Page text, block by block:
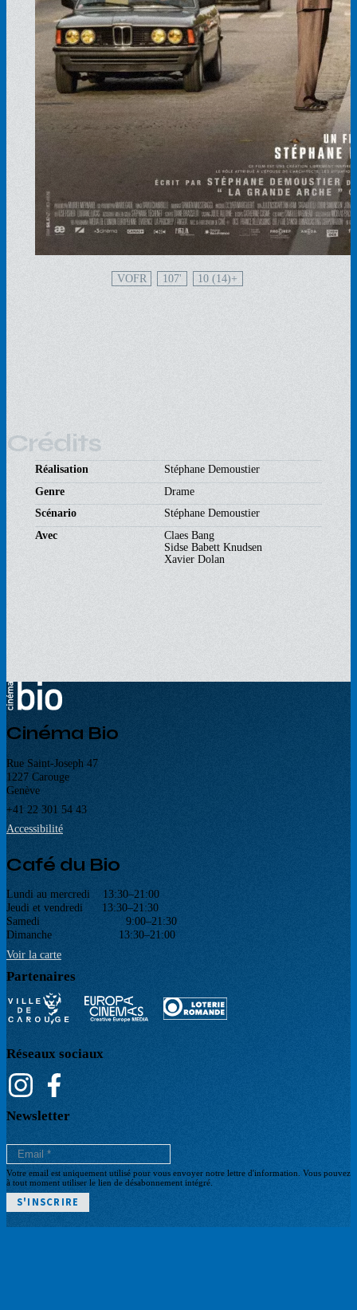
VOFR 107' 10 (14)
Crédits
Réalisation
Stéphane Demoustier
Genre
Drame
Scénario
Stéphane Demoustier
Avec
Claes Bang
Sidse Babett Knudsen
Xavier Dolan
Cinéma Bio
Rue Saint-Joseph 47
1227 Carouge
Genève
+41 22 301 54 43
Accessibilité
Café du Bio
Lundi au mercredi 13:30–21:00
Jeudi et vendredi 13:30–21:30
Samedi 9:00–21:30
Dimanche 13:30–21:00
Voir la carte
Partenaires
Réseaux sociaux
Newsletter
Votre email est uniquement utilisé pour vous envoyer notre lettre d'information. Vous pouvez
à tout moment utiliser le lien de désabonnement intégré.